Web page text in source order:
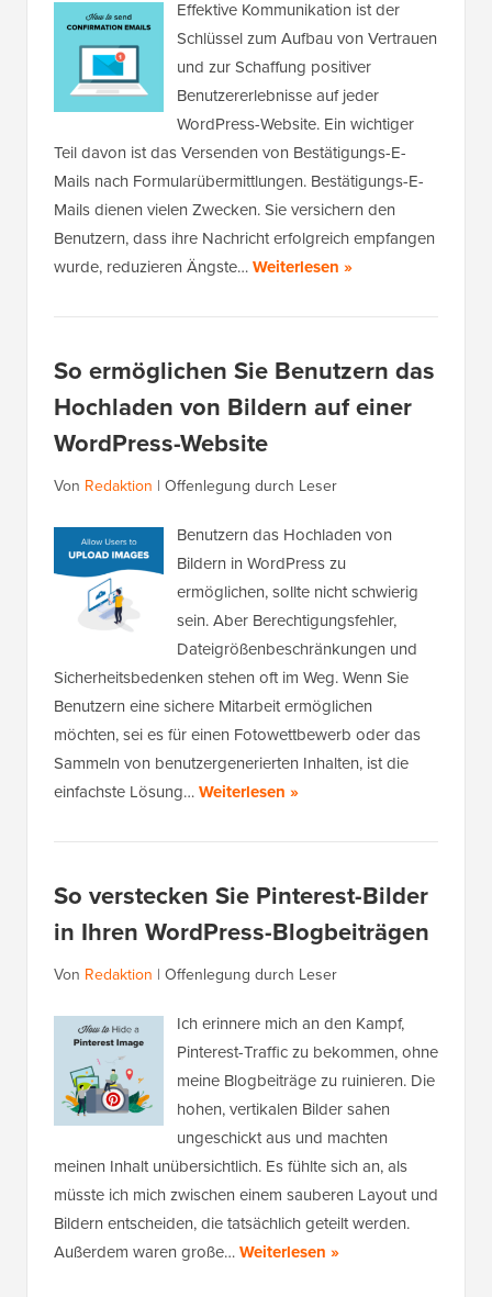
Effektive Kommunikation ist der
Schlüssel zum Aufbau von Vertrauen
und zur Schaffung positiver
Benutzererlebnisse auf jeder
WordPress-Website. Ein wichtiger
Teil davon ist das Versenden von Bestätigungs-E-
Mails nach Formularübermittlungen. Bestätigungs-E-
Mails dienen vielen Zwecken. Sie versichern den
Benutzern, dass ihre Nachricht erfolgreich empfangen
wurde, reduzieren Ängste…Weiterlesen »
So ermöglichen Sie Benutzern das
Hochladen von Bildern auf einer
WordPress-Website
Von Redaktion | Offenlegung durch Leser
Benutzern das Hochladen von
Bildern in WordPress zu
ermöglichen, sollte nicht schwierig
sein. Aber Berechtigungsfehler,
Dateigrößenbeschränkungen und
Sicherheitsbedenken stehen oft im Weg. Wenn Sie
Benutzern eine sichere Mitarbeit ermöglichen
möchten, sei es für einen Fotowettbewerb oder das
Sammeln von benutzergenerierten Inhalten, ist die
einfachste Lösung…Weiterlesen »
So verstecken Sie Pinterest-Bilder
in Ihren WordPress-Blogbeiträgen
Von Redaktion | Offenlegung durch Leser
Ich erinnere mich an den Kampf,
Pinterest-Traffic zu bekommen, ohne
meine Blogbeiträge zu ruinieren. Die
hohen, vertikalen Bilder sahen
ungeschickt aus und machten
meinen Inhalt unübersichtlich. Es fühlte sich an, als
müsste ich mich zwischen einem sauberen Layout und
Bildern entscheiden, die tatsächlich geteilt werden.
Außerdem waren große…Weiterlesen »